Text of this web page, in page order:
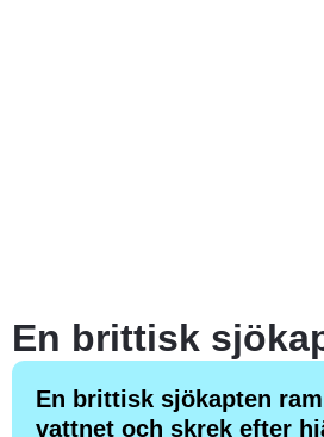
En brittisk sjökapten
vattnet och skrek efter